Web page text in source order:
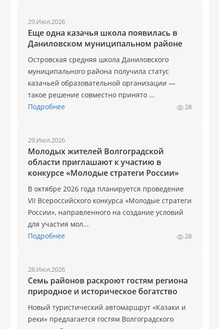
29.Июл.2026
Еще одна казачья школа появилась в
Даниловском муниципальном районе
Островская средняя школа Даниловского
муниципального района получила статус
казачьей образовательной организации —
такое решение совместно принято ...
Подробнее
28
29.Июл.2026
Молодых жителей Волгоградской
области приглашают к участию в
конкурсе «Молодые стратеги России»
В октябре 2026 года планируется проведение
VII Всероссийского конкурса «Молодые стратеги
России», направленного на создание условий
для участия мол...
Подробнее
28
28.Июл.2026
Семь районов раскроют гостям региона
природное и историческое богатство
Новый туристический автомаршрут «Казаки и
реки» предлагается гостям Волгоградского